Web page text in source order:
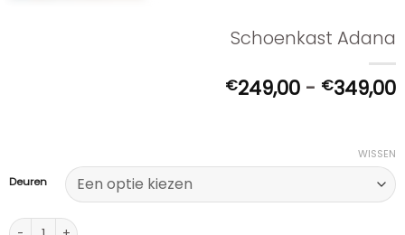
Schoenkast Adana
€249,00 - €349,00
Deuren
WISSEN
Schoenkast Adana aantal